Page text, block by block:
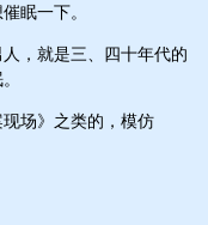
眠一下。
，就是三、四十年代的
场》之类的，模仿